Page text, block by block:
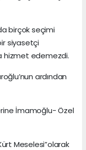
birçok seçimi
siyasetçi
hizmet edemezdi.
ardından
İmamoğlu- Özel
Meselesi”olarak